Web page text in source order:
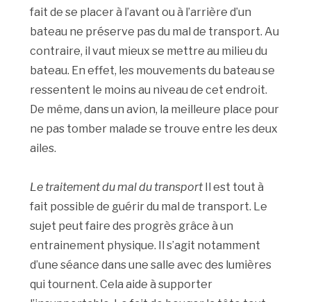
fait de se placer à l’avant ou à l’arrière d’un
bateau ne préserve pas du mal de transport. Au
contraire, il vaut mieux se mettre au milieu du
bateau. En effet, les mouvements du bateau se
ressentent le moins au niveau de cet endroit.
De même, dans un avion, la meilleure place pour
ne pas tomber malade se trouve entre les deux
ailes.
Le traitement du mal du transportIl est tout à
fait possible de guérir du mal de transport. Le
sujet peut faire des progrès grâce à un
entrainement physique. Il s’agit notamment
d’une séance dans une salle avec des lumières
qui tournent. Cela aide à supporter